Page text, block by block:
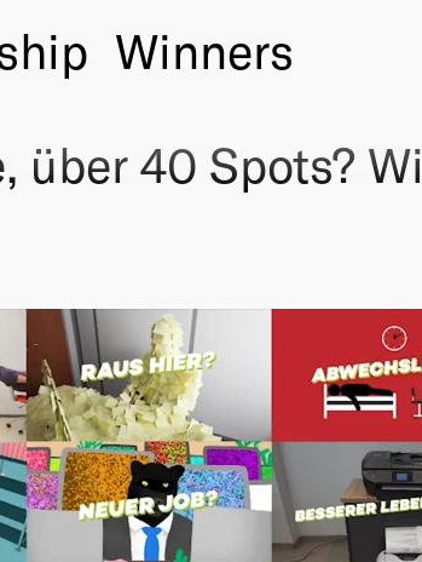
Winners
über 40 Spots?